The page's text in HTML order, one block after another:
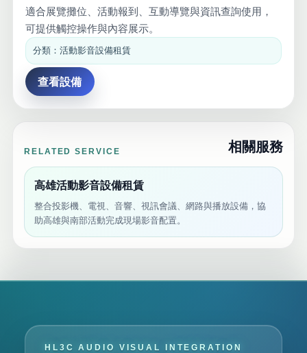
適合展覽攤位、活動報到、互動導覽與資訊查詢使用，
可提供觸控操作與內容展示。
分類：活動影音設備租賃
查看設備
RELATED SERVICE 相關服務
高雄活動影音設備租賃
整合投影機、電視、音響、視訊會議、網路與播放設備，協
助高雄與南部活動完成現場影音配置。
HL3C AUDIO VISUAL INTEGRATION